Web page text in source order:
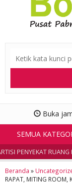
Buka
SEMUA
PENYEKAT RUANG
Beranda »
RAPAT, MITING ROOM,